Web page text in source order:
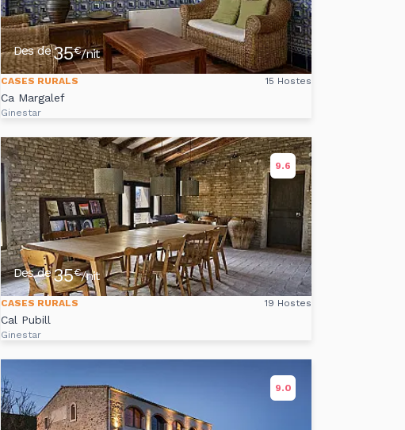
Des de35€/nit
CASES RURALS 15 Hostes
Ca Margalef
Ginestar
9.6
Des de35€/nit
CASES RURALS 19 Hostes
Cal Pubill
Ginestar
9.0